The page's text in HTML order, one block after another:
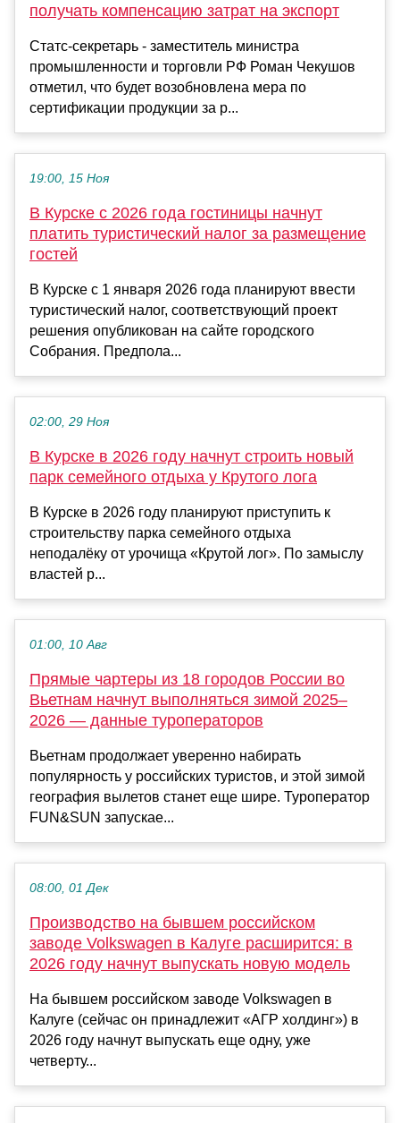
получать компенсацию затрат на экспорт
Статс-секретарь - заместитель министра
промышленности и торговли РФ Роман Чекушов
отметил, что будет возобновлена мера по
сертификации продукции за р...
19:00, 15 Ноя
В Курске с 2026 года гостиницы начнут
платить туристический налог за размещение
гостей
В Курске с 1 января 2026 года планируют ввести
туристический налог, соответствующий проект
решения опубликован на сайте городского
Собрания. Предпола...
02:00, 29 Ноя
В Курске в 2026 году начнут строить новый
парк семейного отдыха у Крутого лога
В Курске в 2026 году планируют приступить к
строительству парка семейного отдыха
неподалёку от урочища «Крутой лог». По замыслу
властей р...
01:00, 10 Авг
Прямые чартеры из 18 городов России во
Вьетнам начнут выполняться зимой 2025–
2026 — данные туроператоров
Вьетнам продолжает уверенно набирать
популярность у российских туристов, и этой зимой
география вылетов станет еще шире. Туроператор
FUN&SUN запускае...
08:00, 01 Дек
Производство на бывшем российском
заводе Volkswagen в Калуге расширится: в
2026 году начнут выпускать новую модель
На бывшем российском заводе Volkswagen в
Калуге (сейчас он принадлежит «АГР холдинг») в
2026 году начнут выпускать еще одну, уже
четверту...